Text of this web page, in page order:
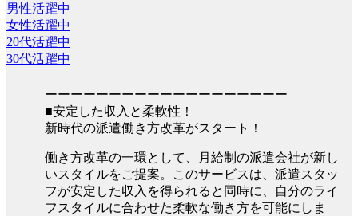
男性活躍中
女性活躍中
20代活躍中
30代活躍中
ーーーーーーーーーーーーーーーーーーー
■安定した収入と柔軟性！
新時代の派遣働き方改革がスタート！
働き方改革の一環として、月給制の派遣会社が新し
いスタイルをご提案。このサービスは、派遣スタッ
フが安定した収入を得られると同時に、自分のライ
フスタイルに合わせた柔軟な働き方を可能にしま